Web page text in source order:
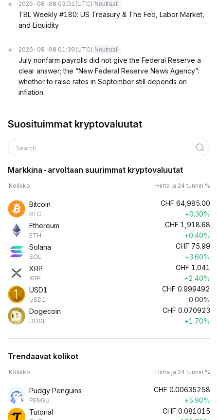
2026-08-08 03:01 (UTC) Neutraali
TBL Weekly #180: US Treasury & The Fed, Labor Market,
and Liquidity
2026-08-08 01:39 (UTC) Neutraali
July nonfarm payrolls did not give the Federal Reserve a
clear answer; the “New Federal Reserve News Agency”:
whether to raise rates in September still depends on
inflation.
Suosituimmat kryptovaluutat
Search
Markkina-arvoltaan suurimmat kryptovaluutat
Kolikko Hinta ja 24 tunnin %
Bitcoin
BTC
CHF 64,985.00
+0.30%
Ethereum
ETH
CHF 1,918.68
+0.40%
Solana
SOL
CHF 75.99
+3.60%
XRP
XRP
CHF 1.041
+2.40%
USD1
USD1
CHF 0.999492
0.00%
Dogecoin
DOGE
CHF 0.070923
+1.70%
Trendaavat kolikot
Kolikko Hinta ja 24 tunnin %
Pudgy Penguins
PENGU
CHF 0.00635258
+5.90%
Tutorial
CHF 0.081015